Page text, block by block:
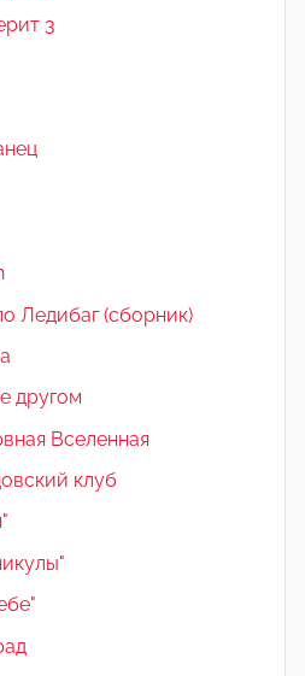
3
Ледибаг (сборник)
другом
Вселенная
клуб